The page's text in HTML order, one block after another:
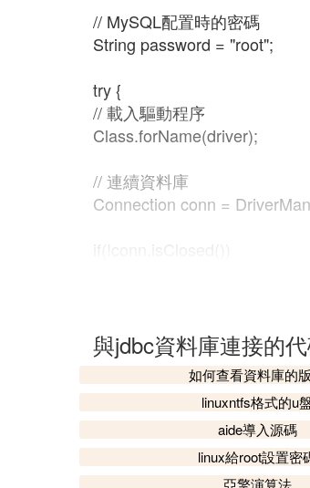
// MySQL配置時的密碼
String password = "root";
try {
// 載入驅動程序
Class.forName(driver);
// 連續資料庫
Connection conn =
Statement statement =
// 要執行的SQL語句
String sql = "select * from
// 結果集
ResultSet rs =
與jdbc資料庫連接的
如何查看資料庫的
linuxntfs格式的u
aide導入源碼
linux給root設置密
亞擎演算法